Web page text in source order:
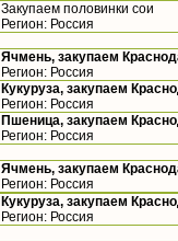
Закупаем половинки сои
Регион: Россия
Ячмень, закупаем
Регион: Россия
Кукуруза, закупаем
Регион: Россия
Пшеница, закупаем
Регион: Россия
Ячмень, закупаем
Регион: Россия
Кукуруза, закупаем
Регион: Россия